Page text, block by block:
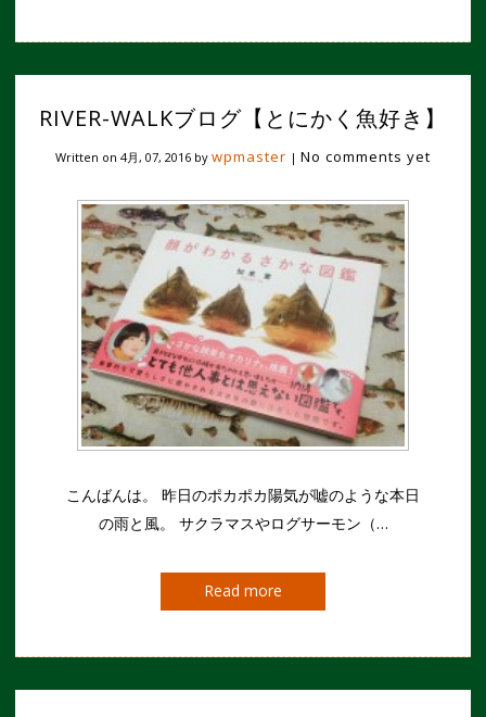
RIVER-WALKブログ【とにかく魚好き】
Written on 4月, 07, 2016 by wpmaster | No comments yet
こんばんは。 昨日のポカポカ陽気が嘘のような本日
の雨と風。 サクラマスやログサーモン（…
Read more